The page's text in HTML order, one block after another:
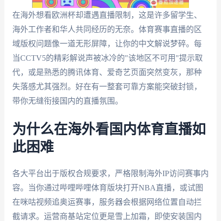
在海外想看欧洲杯却遭遇直播限制，这是许多留学生、
海外工作者和华人共同经历的无奈。体育赛事直播的区
域版权问题像一道无形屏障，让你的中文解说梦碎。每
当CCTV5的精彩解说声被冰冷的"该地区不可用"提示取
代，或是熟悉的腾讯体育、爱奇艺页面突然变灰，那种
失落感尤其强烈。好在有一整套可靠方案能突破封锁，
带你无缝衔接国内的直播氛围。
为什么在海外看国内体育直播如
此困难
各大平台出于版权合规要求，严格限制海外IP访问赛事内
容。当你通过哔哩哔哩体育版块打开NBA直播，或试图
在咪咕视频追奥运赛事，服务器会根据网络位置自动拦
截请求。运营商基站定位更是雪上加霜，即使安装国内